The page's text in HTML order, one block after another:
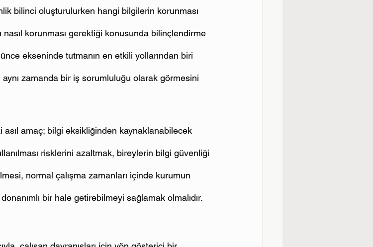
bilinci oluşturulurken hangi bilgilerin korunması
korunması gerektiği konusunda bilinçlendirme
ekseninde tutmanın en etkili yollarından biri
aynı zamanda bir iş sorumluluğu olarak görmesini
asıl amaç; bilgi eksikliğinden kaynaklanabilecek
risklerini azaltmak, bireylerin bilgi güvenliği
normal çalışma zamanları içinde kurumun
bir hale getirebilmeyi sağlamak olmalıdır.